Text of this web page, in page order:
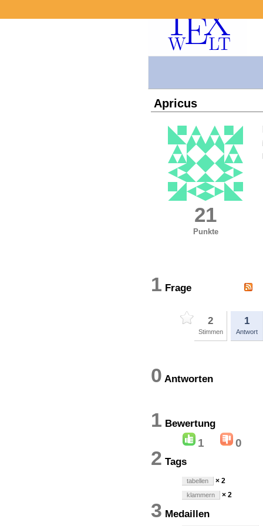
Apricus
21
Punkte
1 Frage
2
Stimmen
1
Antwort
0 Antworten
1 Bewertung
1 0
2 Tags
tabellen × 2
klammern × 2
3 Medaillen